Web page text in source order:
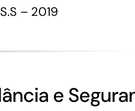
– 2019
e